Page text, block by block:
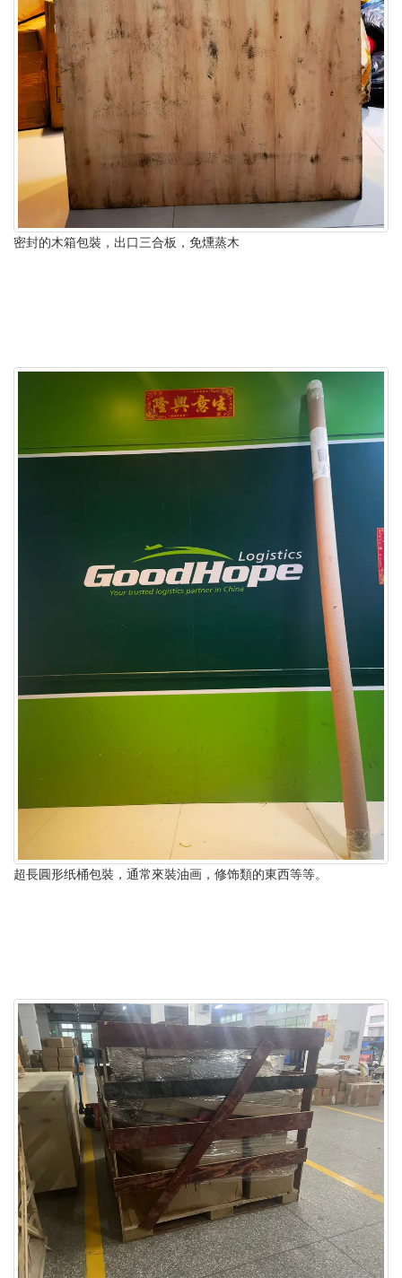
密封的木箱包裝，出口三合板，免燻蒸木
超長圓形纸桶包裝，通常來裝油画，修饰類的東西等等。